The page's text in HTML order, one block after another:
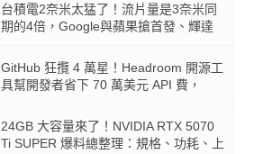
台積電2奈米太猛了！流片量是3奈米同
期的4倍，Google與蘋果搶首發、輝達
GitHub 狂攬 4 萬星！Headroom 開源工
具幫開發者省下 70 萬美元 API 費，
24GB 大容量來了！NVIDIA RTX 5070
Ti SUPER 爆料總整理：規格、功耗、上